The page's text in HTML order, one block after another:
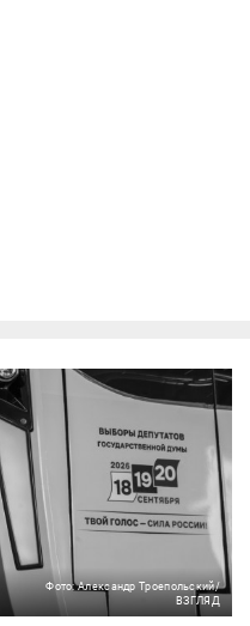
Фото: Александр Троепольский/
ВЗГЛЯД